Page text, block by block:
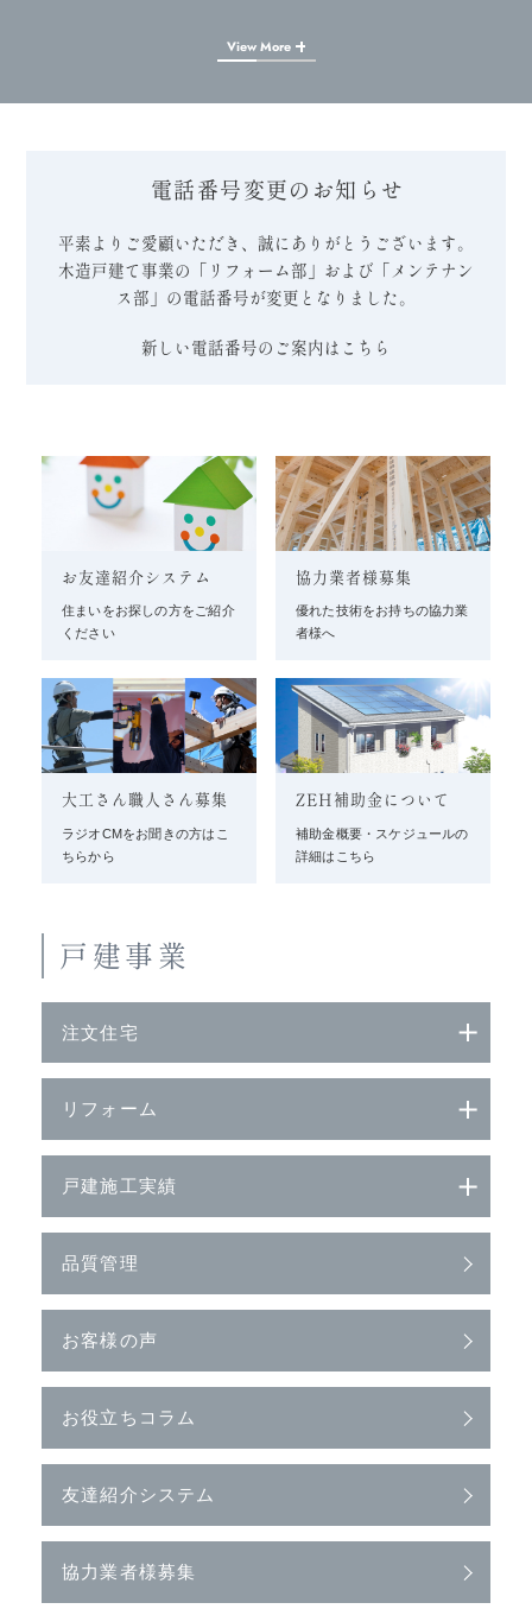
View More
電話番号変更のお知らせ
平素よりご愛顧いただき、誠にありがとうございます。
木造戸建て事業の「リフォーム部」および「メンテナン
ス部」の電話番号が変更となりました。
新しい電話番号のご案内はこちら
お友達紹介システム
住まいをお探しの方をご紹介
ください
協力業者様募集
優れた技術をお持ちの協力業
者様へ
大工さん職人さん募集
ラジオCMをお聞きの方はこ
ちらから
ZEH補助金について
補助金概要・スケジュールの
詳細はこちら
戸建事業
注文住宅
リフォーム
戸建施工実績
品質管理
お客様の声
お役立ちコラム
友達紹介システム
協力業者様募集